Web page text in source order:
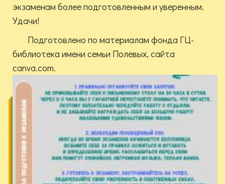
экзаменам более подготовленным и уверенным.
Удачи!
Подготовлено по материалам фонда ГЦ-
библиотека имени семьи Полевых, сайта
canva.com.